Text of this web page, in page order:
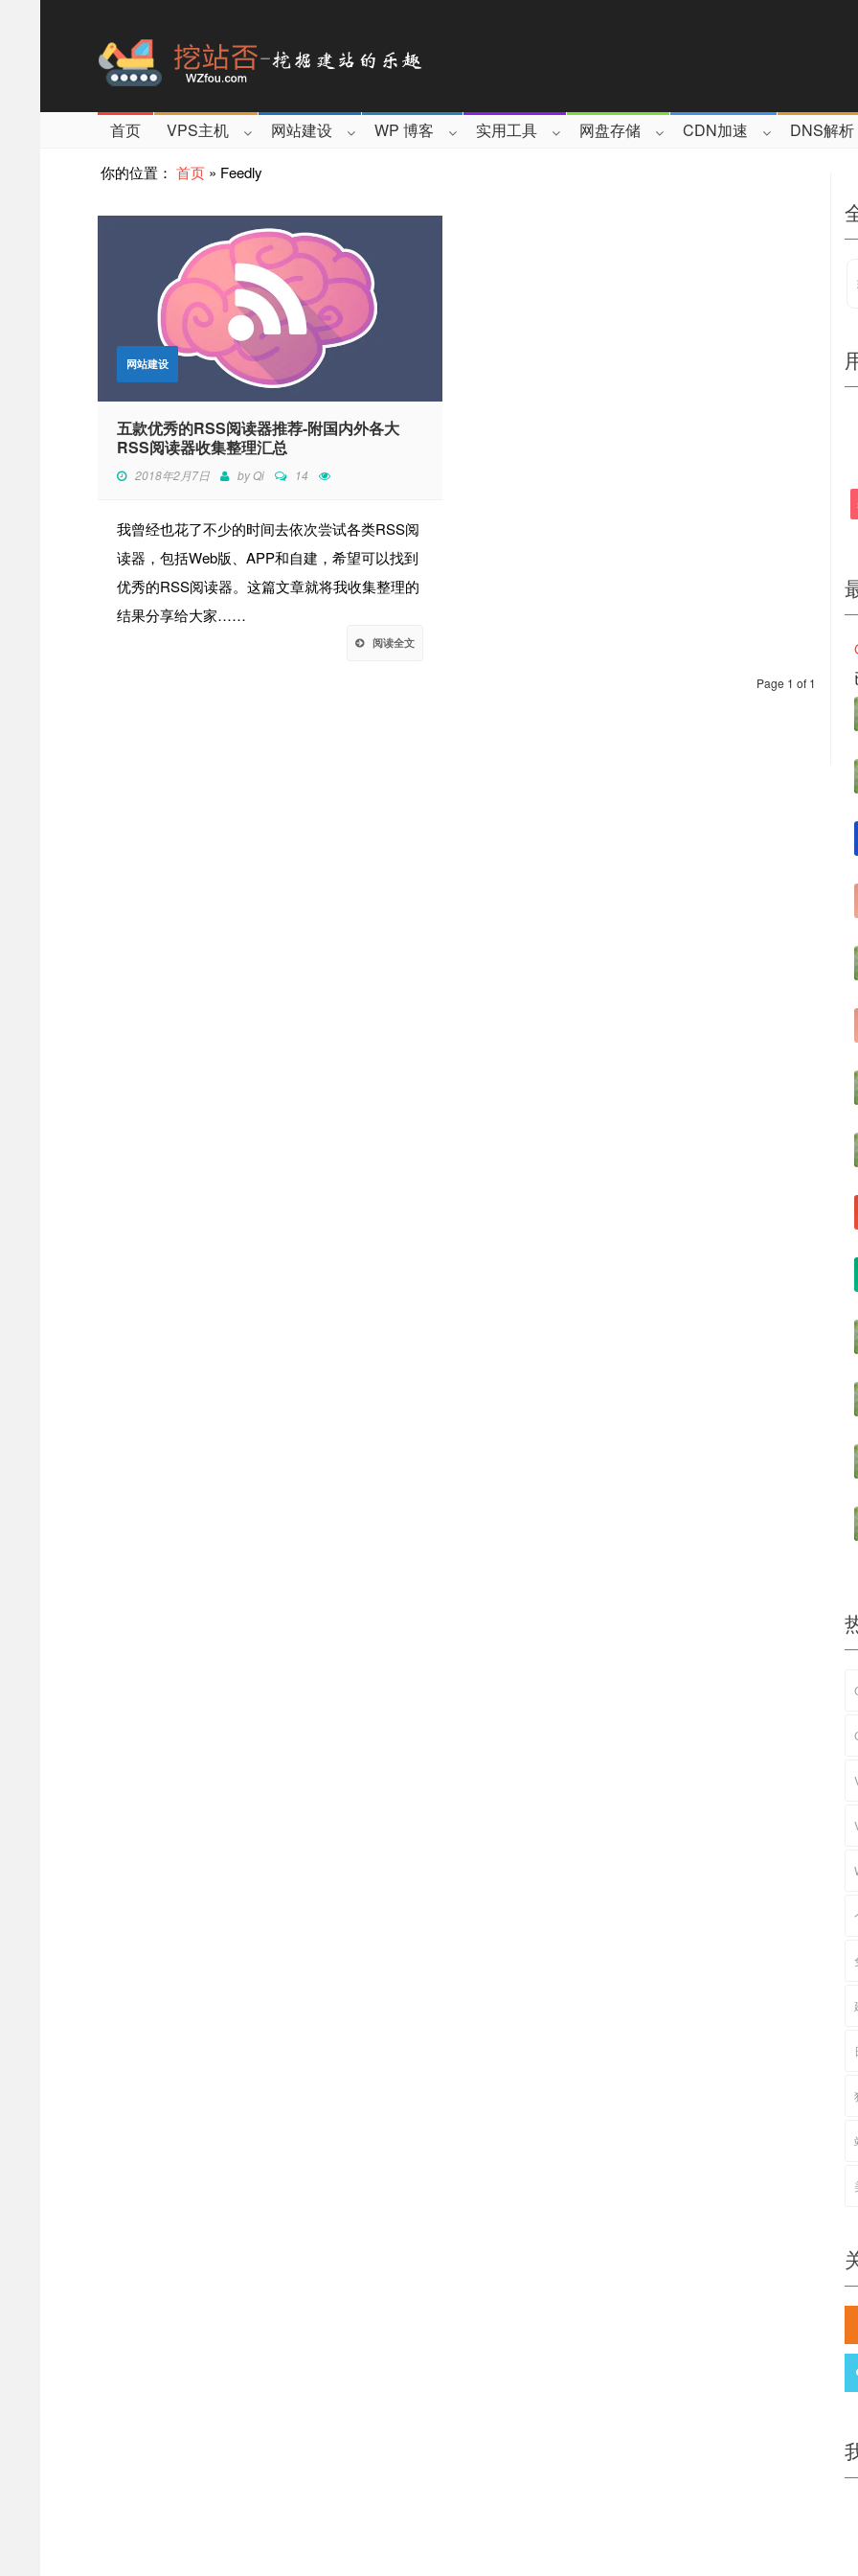
首页 VPS主机 网站建设 WP 博客 实用工具 网盘存储 CDN加速 DNS解析
你的位置： 首页 » Feedly
网站建设
五款优秀的RSS阅读器推荐-附国内外各大
RSS阅读器收集整理汇总
2018年2月7日 byQi 14
我曾经也花了不少的时间去依次尝试各类RSS阅
读器，包括Web版、APP和自建，希望可以找到
优秀的RSS阅读器。这篇文章就将我收集整理的
结果分享给大家……
阅读全文
Page 1 of 1